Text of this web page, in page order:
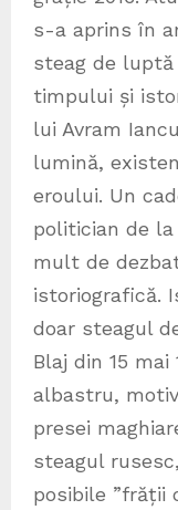
s-a aprins în
steag de luptă
timpului și
lui Avram
lumină,
eroului. Un
politician de
mult de
istoriografică.
doar steagul
Blaj din 15
albastru,
presei
steagul
posibile ”frății